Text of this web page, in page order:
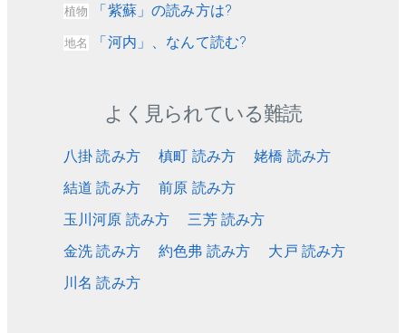
植物 「紫蘇」の読み方は?
地名 「河内」、なんて読む?
よく見られている難読
八掛 読み方 槙町 読み方
姥橋 読み方
結道 読み方
前原 読み方
玉川河原 読み方
三芳 読み方
金洗 読み方
約色弗 読み方
大戸 読み方
川名 読み方